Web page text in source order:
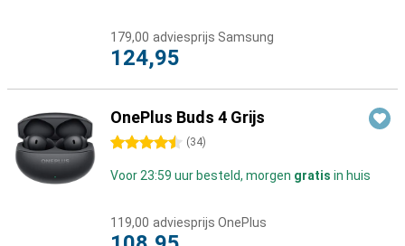
179,00 adviesprijs Samsung
124,95
OnePlus Buds 4 Grijs
4.5 sterren (34)
Voor 23:59 uur besteld, morgen gratis in huis
119,00 adviesprijs OnePlus